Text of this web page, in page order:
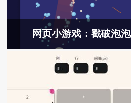
网页小游戏：戳破泡泡